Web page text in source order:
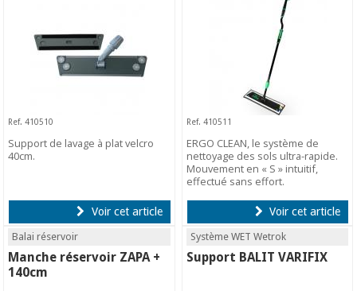
Ref. 410510
Support de lavage à plat velcro
40cm.
Voir cet article
Ref. 410511
ERGO CLEAN, le système de
nettoyage des sols ultra-rapide.
Mouvement en « S » intuitif,
effectué sans effort.
Voir cet article
Balai réservoir
Manche réservoir ZAPA +
140cm
Système WET Wetrok
Support BALIT VARIFIX